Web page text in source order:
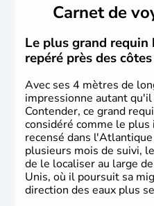
Plusieurs populations se
des européens, suite à la
Christophe Colomb
britanniques proclament
en 1776 et adoptent leur
La conquête de l'Ouest
phase de développement
Carnet de
Le plus grand
repéré près des
Avec ses 4 mètres de
impressionne autant
Contender, ce grand
considéré comme le
recensé dans
plusieurs mois de suivi,
de le localiser au large
Unis, où il poursuit sa
direction des eaux plus